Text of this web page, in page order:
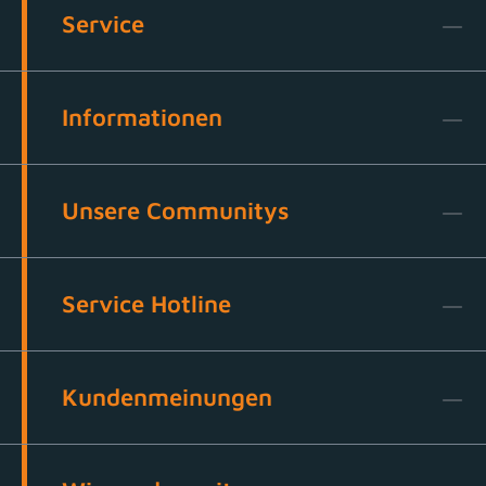
Service
Informationen
Unsere Communitys
Service Hotline
Kundenmeinungen